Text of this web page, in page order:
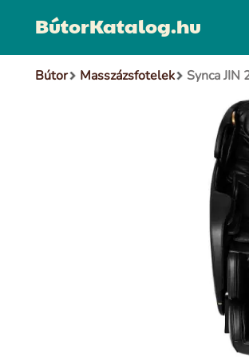
BútorKatalog.hu
Bútor Masszázsfotelek Synca